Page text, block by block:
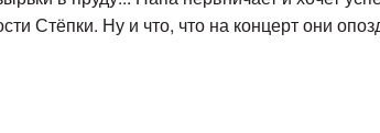
Стёпки. Ну и что, что на концерт они